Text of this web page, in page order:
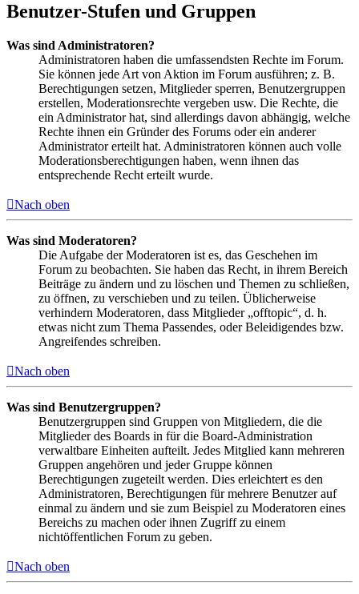
Benutzer-Stufen und Gruppen
Was sind Administratoren?
Administratoren haben die umfassendsten Rechte im Forum.
Sie können jede Art von Aktion im Forum ausführen; z. B.
Berechtigungen setzen, Mitglieder sperren, Benutzergruppen
erstellen, Moderationsrechte vergeben usw. Die Rechte, die
ein Administrator hat, sind allerdings davon abhängig, welche
Rechte ihnen ein Gründer des Forums oder ein anderer
Administrator erteilt hat. Administratoren können auch volle
Moderationsberechtigungen haben, wenn ihnen das
entsprechende Recht erteilt wurde.
Nach oben
Was sind Moderatoren?
Die Aufgabe der Moderatoren ist es, das Geschehen im
Forum zu beobachten. Sie haben das Recht, in ihrem Bereich
Beiträge zu ändern und zu löschen und Themen zu schließen,
zu öffnen, zu verschieben und zu teilen. Üblicherweise
verhindern Moderatoren, dass Mitglieder „offtopic“, d. h.
etwas nicht zum Thema Passendes, oder Beleidigendes bzw.
Angreifendes schreiben.
Nach oben
Was sind Benutzergruppen?
Benutzergruppen sind Gruppen von Mitgliedern, die die
Mitglieder des Boards in für die Board-Administration
verwaltbare Einheiten aufteilt. Jedes Mitglied kann mehreren
Gruppen angehören und jeder Gruppe können
Berechtigungen zugeteilt werden. Dies erleichtert es den
Administratoren, Berechtigungen für mehrere Benutzer auf
einmal zu ändern und sie zum Beispiel zu Moderatoren eines
Bereichs zu machen oder ihnen Zugriff zu einem
nichtöffentlichen Forum zu geben.
Nach oben